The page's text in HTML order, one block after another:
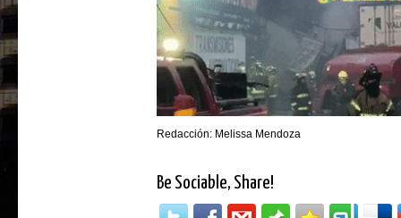
Redacción: Melissa Mendoza
Be Sociable, Share!